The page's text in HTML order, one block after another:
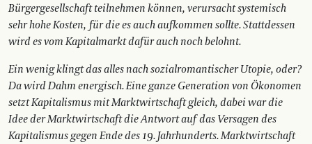
Bürgergesellschaft teilnehmen können, verursacht systemisch
sehr hohe Kosten, für die es auch auf­kommen sollte. Stattdessen
wird es vom Kapitalmarkt dafür auch noch belohnt.
Ein wenig klingt das alles nach sozialromantischer Utopie, oder?
Da wird Dahm energisch. Eine ganze Generation von Ökonomen
setzt Kapitalismus mit Marktwirtschaft gleich, dabei war die
Idee der Marktwirtschaft die Antwort auf das Versagen des
Kapitalismus gegen Ende des 19. Jahrhunderts. Marktwirtschaft